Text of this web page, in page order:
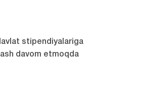
stipendiyalariga
davom etmoqda